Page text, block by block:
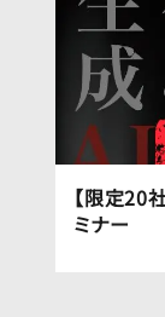
【限定20
ミナー